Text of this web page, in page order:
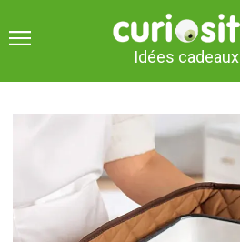
Idées cadeaux